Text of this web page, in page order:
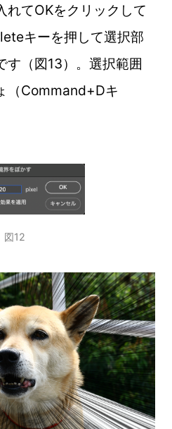
れてOKをクリックして
キーを押して選択部
す（図13）。選択範囲
（Command+Dキ
図12